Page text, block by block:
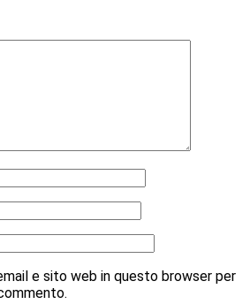
e sito web in questo browser per